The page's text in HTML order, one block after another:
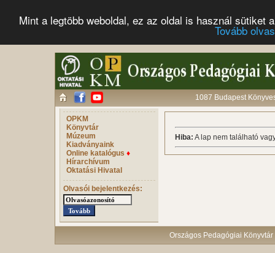
Mint a legtöbb weboldal, ez az oldal is használ sütiket
Tovább
1087 Budapest
OPKM
Könyvtár
Múzeum
Kiadványaink
Online katalógus ♦
Hírarchívum
Oktatási Hivatal
Olvasói bejelentkezés:
Hiba: A lap nem található
Országos Pedagógiai